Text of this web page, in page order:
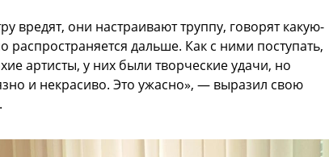
вредят, они настраивают труппу, говорят какую-
дальше. Как с ними поступать,
артисты, у них были творческие удачи, но
и некрасиво. Это ужасно», — выразил свою